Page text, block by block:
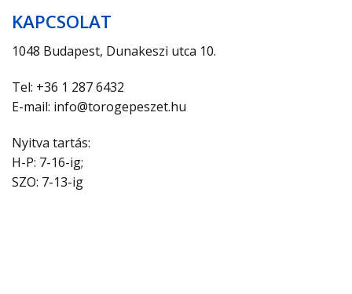
KAPCSOLAT
1048 Budapest, Dunakeszi utca 10.
Tel: +36 1 287 6432
E-mail: info@torogepeszet.hu
Nyitva tartás:
H-P: 7-16-ig;
SZO: 7-13-ig